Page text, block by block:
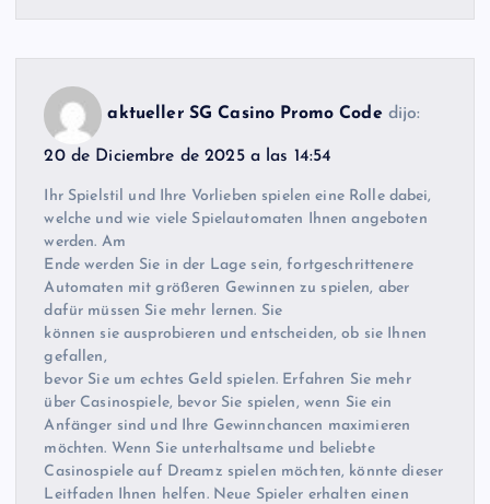
aktueller SG Casino Promo Code dijo:
20 de Diciembre de 2025 a las 14:54
Ihr Spielstil und Ihre Vorlieben spielen eine Rolle dabei,
welche und wie viele Spielautomaten Ihnen angeboten
werden. Am
Ende werden Sie in der Lage sein, fortgeschrittenere
Automaten mit größeren Gewinnen zu spielen, aber
dafür müssen Sie mehr lernen. Sie
können sie ausprobieren und entscheiden, ob sie Ihnen
gefallen,
bevor Sie um echtes Geld spielen. Erfahren Sie mehr
über Casinospiele, bevor Sie spielen, wenn Sie ein
Anfänger sind und Ihre Gewinnchancen maximieren
möchten. Wenn Sie unterhaltsame und beliebte
Casinospiele auf Dreamz spielen möchten, könnte dieser
Leitfaden Ihnen helfen. Neue Spieler erhalten einen